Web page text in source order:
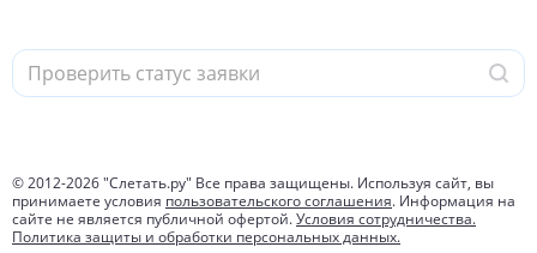
© 2012-2026"Слетать.ру" Все права защищены. Используя сайт, вы
принимаете условия пользовательского соглашения. Информация на
сайте не является публичной офертой.Условия сотрудничества.
Политика защиты и обработки персональных данных.